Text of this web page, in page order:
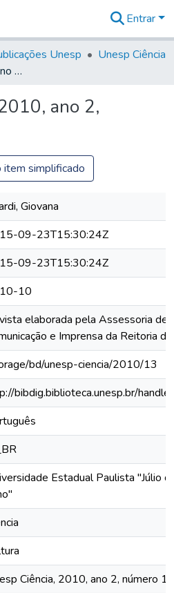
&
Coleções
Tudo na
Digital
Entrar
Unesp
Unesp Ciência
Unesp Ciência, 2010, ano 2, número 13
ano 2,
item simplificado
Giovana
09-23T15:30:24Z
09-23T15:30:24Z
10
elaborada pela Assessoria de
e Imprensa da Reitoria
bd/unesp-ciencia/2010/13
bibdig.biblioteca.unesp.br/
Estadual Paulista "Júlio
Ciência, 2010, ano 2, número 13